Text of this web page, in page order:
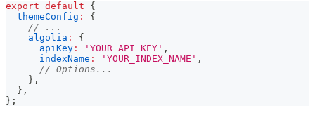
export default
{
themeConfig :
{
// ...
algolia :
{
apiKey : 'YOUR_API_KEY' ,
indexName : 'YOUR_INDEX_NAME' ,
// Options...
} ,
} ,
} ;